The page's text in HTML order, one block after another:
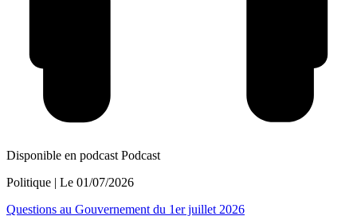
Disponible en podcast Podcast
Politique | Le 01/07/2026
Questions au Gouvernement du 1er juillet 2026